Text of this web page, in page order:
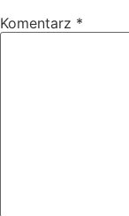
Komentarz *